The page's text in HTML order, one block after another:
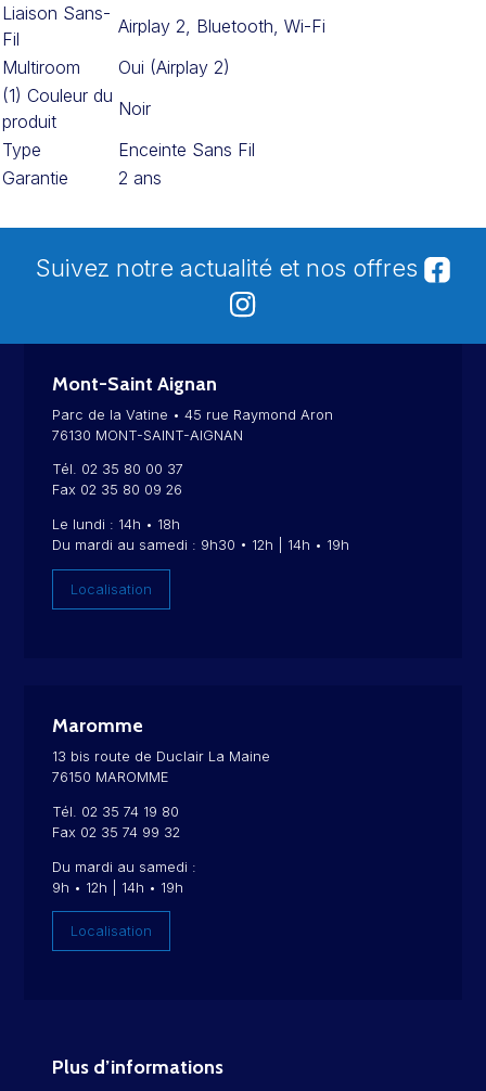
Liaison Sans-
Fil
Airplay 2, Bluetooth, Wi-Fi
Multiroom
Oui (Airplay 2)
(1) Couleur du
produit
Noir
Type
Enceinte Sans Fil
Garantie
2 ans
Suivez notre actualité et nos offres
Mont-Saint Aignan
Parc de la Vatine • 45 rue Raymond Aron
76130 MONT-SAINT-AIGNAN
Tél. 02 35 80 00 37
Fax 02 35 80 09 26
Le lundi : 14h • 18h
Du mardi au samedi : 9h30 • 12h | 14h • 19h
Localisation
Maromme
13 bis route de Duclair La Maine
76150 MAROMME
Tél. 02 35 74 19 80
Fax 02 35 74 99 32
Du mardi au samedi :
9h • 12h | 14h • 19h
Localisation
Plus d’informations